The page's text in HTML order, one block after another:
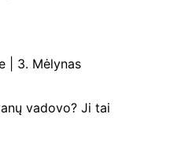
| 3. Mėlynas
vadovo? Ji tai